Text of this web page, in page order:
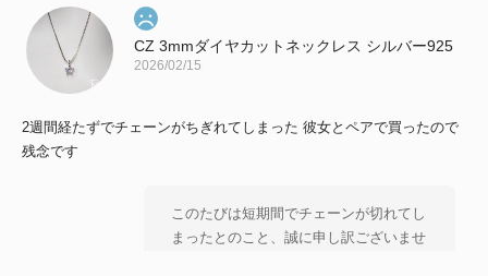
CZ 3mmダイヤカットネックレス シルバー925
2026/02/15
2週間経たずでチェーンがちぎれてしまった 彼女とペアで買ったので
残念です
このたびは短期間でチェーンが切れてし
まったとのこと、誠に申し訳ございませ